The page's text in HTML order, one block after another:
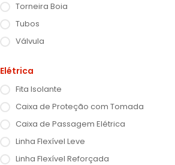
Torneira Boia
Tubos
Válvula
Elétrica
Fita Isolante
Caixa de Proteção com Tomada
Caixa de Passagem Elétrica
Linha Flexível Leve
Linha Flexível Reforçada